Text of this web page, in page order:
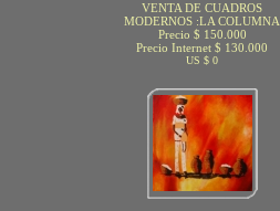
VENTA DE CUADROS
MODERNOS :LA COLUMNA
Precio $ 150.000
Precio Internet $ 130.000
US $ 0